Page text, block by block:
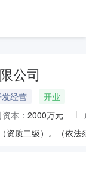
公司
经营
开业
本： 2000万元